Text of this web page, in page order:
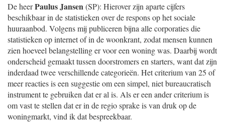
De heerPaulus Jansen(SP): Hierover zijn aparte cijfers
beschikbaar in de statistieken over de respons op het sociale
huuraanbod. Volgens mij publiceren bijna alle corporaties die
statistieken op internet of in de woonkrant, zodat mensen kunnen
zien hoeveel belangstelling er voor een woning was. Daarbij wordt
onderscheid gemaakt tussen doorstromers en starters, want dat zijn
inderdaad twee verschillende categorieën. Het criterium van 25 of
meer reacties is een suggestie om een simpel, niet bureaucratisch
instrument te gebruiken dat er al is. Als er een ander criterium is
om vast te stellen dat er in de regio sprake is van druk op de
woningmarkt, vind ik dat bespreekbaar.